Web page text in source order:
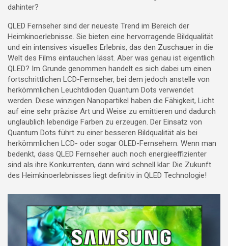
dahinter?
QLED Fernseher sind der neueste Trend im Bereich der
Heimkinoerlebnisse. Sie bieten eine hervorragende Bildqualität
und ein intensives visuelles Erlebnis, das den Zuschauer in die
Welt des Films eintauchen lässt. Aber was genau ist eigentlich
QLED? Im Grunde genommen handelt es sich dabei um einen
fortschrittlichen LCD-Fernseher, bei dem jedoch anstelle von
herkömmlichen Leuchtdioden Quantum Dots verwendet
werden. Diese winzigen Nanopartikel haben die Fähigkeit, Licht
auf eine sehr präzise Art und Weise zu emittieren und dadurch
unglaublich lebendige Farben zu erzeugen. Der Einsatz von
Quantum Dots führt zu einer besseren Bildqualität als bei
herkömmlichen LCD- oder sogar OLED-Fernsehern. Wenn man
bedenkt, dass QLED Fernseher auch noch energieeffizienter
sind als ihre Konkurrenten, dann wird schnell klar: Die Zukunft
des Heimkinoerlebnisses liegt definitiv in QLED Technologie!